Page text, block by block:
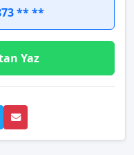
** **
Yaz